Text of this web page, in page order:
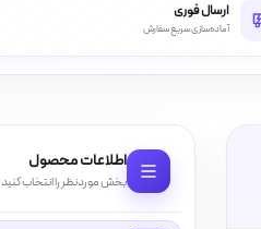
اطلاعات محصول
بخش موردنظر را انتخاب کنید
ارسال فوری
آماده‌سازی سریع سفارش